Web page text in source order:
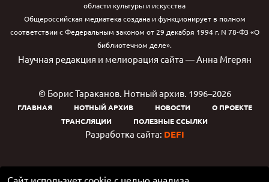
Сайт использует cookie с целью анализа
области культуры и искусства
Общероссийская медиатека создана и функционирует в полном
соответствии с Федеральным законом от 29 декабря 1994 г. N 78-ФЗ «О
библиотечном деле».
Научная редакция и мелиорация сайта — Анна Мгерян
© Борис Тараканов. Нотный архив. 1996–2026
ГЛАВНАЯ НОТНЫЙ АРХИВ НОВОСТИ
О ПРОЕКТЕ
ТРАНСЛЯЦИИ
ПОЛЕЗНЫЕ ССЫЛКИ
Разработка сайта: DEFI